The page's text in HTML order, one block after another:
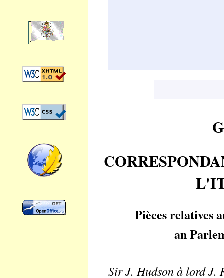
Pièces relatives
an
Sir J. Hudson à lord J.